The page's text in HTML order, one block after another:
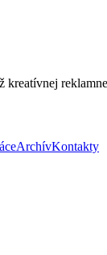
kreatívnej
ArchívKontakty